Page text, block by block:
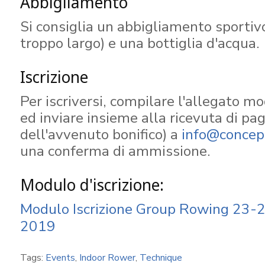
Si consiglia un abbigliamento
troppo largo) e una bottiglia d'acqua.
Iscrizione
Per iscriversi, compilare l'allegato
ed inviare insieme alla ricevuta di
dell'avvenuto bonifico) a
una conferma di ammissione.
Modulo d'iscrizione:
Modulo Iscrizione Group Rowing 23-
2019
Tags: Events, Indoor Rower, Technique